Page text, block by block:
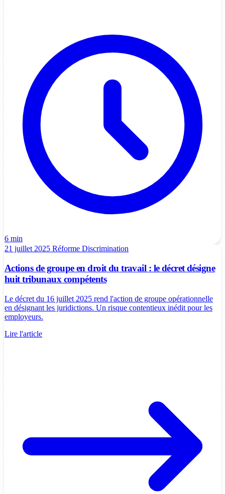
6 min
21 juillet 2025 Réforme Discrimination
Actions de groupe en droit du travail : le décret désigne
huit tribunaux compétents
Le décret du 16 juillet 2025 rend l'action de groupe opérationnelle
en désignant les juridictions. Un risque contentieux inédit pour les
employeurs.
Lire l'article